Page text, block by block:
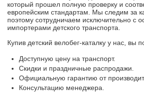
который прошел полную проверку и
европейским стандартам. Мы следим за
поэтому сотрудничаем исключительно с
импортерами детского транспорта.
Купив детский велобег-каталку у нас, вы
Доступную цену на транспорт.
Скидки и праздничные распродажи.
Официальную гарантию от
Консультацию менеджера.